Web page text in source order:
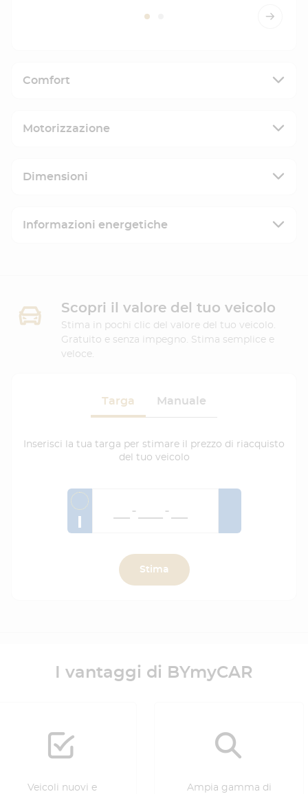
Comfort
Motorizzazione
Dimensioni
Informazioni energetiche
Scopri il valore del tuo veicolo
Stima in pochi clic del valore del tuo veicolo.
Gratuito e senza impegno. Stima semplice e
veloce.
Targa Manuale
Inserisci la tua targa per stimare il prezzo di riacquisto
del tuo veicolo
Stima
I vantaggi di BYmyCAR
Veicoli nuovi e
Ampia gamma di